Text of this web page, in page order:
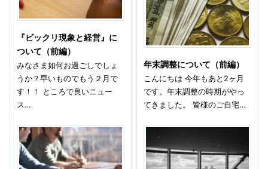
『ビックリ現象と経営』に
ついて（前編）
みなさま如何お過ごしでしょ
うか？早いものでもう２月で
す！！ ところで良いニュー
ス…
年末調整について（前編）
こんにちは 今年もあと2ヶ月
です。年末調整の時期がやっ
てきました。 皆様のご自宅…